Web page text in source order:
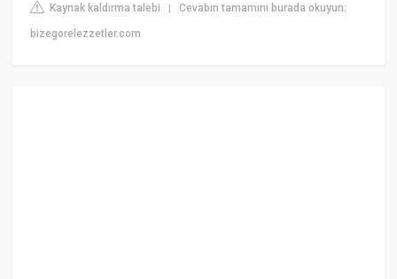
Kaynak kaldırma talebi |Cevabın tamamını burada okuyun:
bizegorelezzetler.com